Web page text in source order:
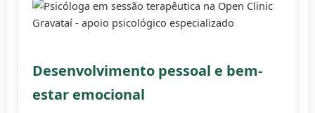
Desenvolvimento pessoal e bem-
estar emocional